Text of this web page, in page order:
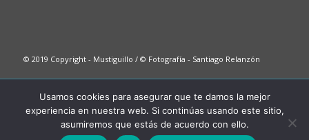
© 2019 Copyright - Mustiguillo / © Fotografía - Santiago Relanzón
This site is registered onwpml.org as a development site. Switch to a production
site key toremove this banner.
Usamos cookies para asegurar que te damos la mejor
experiencia en nuestra web. Si continúas usando este sitio,
asumiremos que estás de acuerdo con ello.